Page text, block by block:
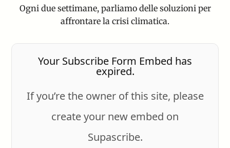
Ogni due settimane, parliamo delle soluzioni per
affrontare la crisi climatica.
Your Subscribe Form Embed has
expired.
If you’re the owner of this site, please
create your new embed on
Supascribe.